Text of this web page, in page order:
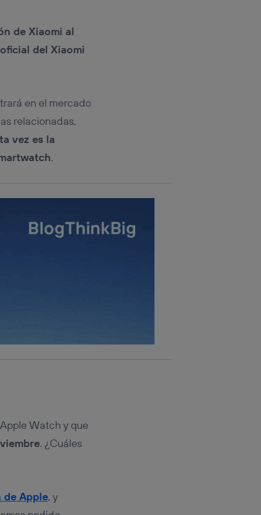
de Xiaomi al
del Xiaomi
en el mercado
relacionadas,
vez es la
.
Watch y que
. ¿Cuáles
de Apple, y
se
que
la parte